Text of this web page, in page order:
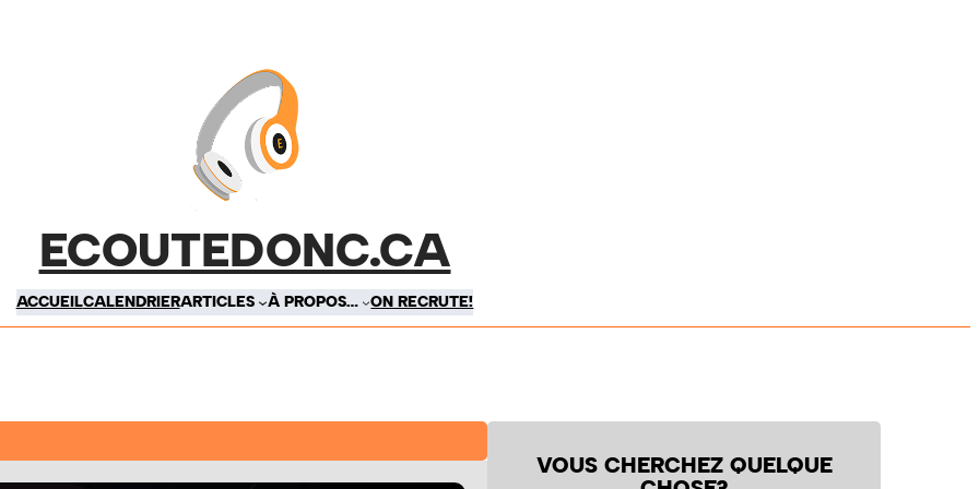
ECOUTEDONC.CA
ACCUEILCALENDRIERARTICLES À PROPOS… ON RECRUTE!
VOUS CHERCHEZ QUELQUE